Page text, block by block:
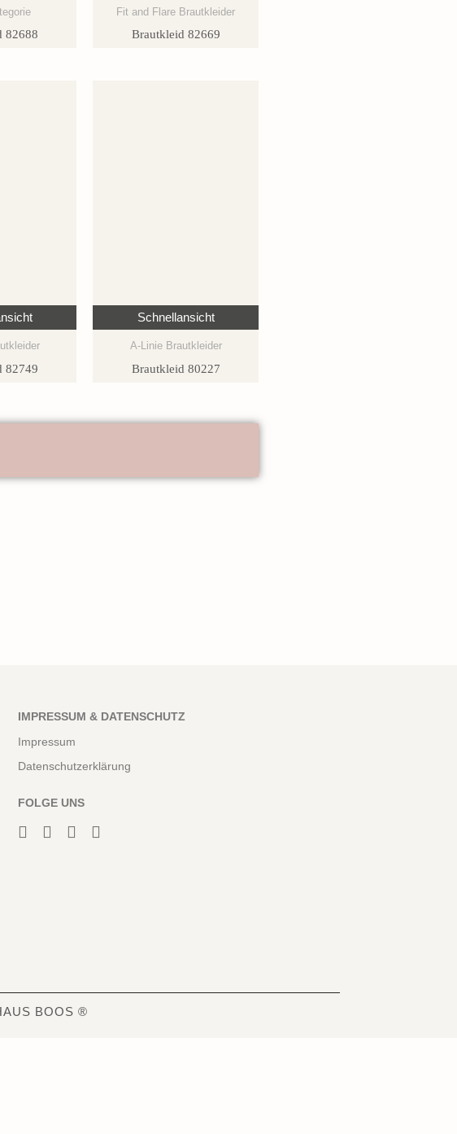
82688
Fit and Flare Brautkleider
Brautkleid 82669
82749
Schnellansicht
A-Linie Brautkleider
Brautkleid 80227
IMPRESSUM & DATENSCHUTZ
Impressum
Datenschutzerklärung
FOLGE UNS
BOOS ®